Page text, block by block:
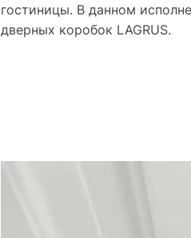
гостиницы. В данном
дверных коробок LAGRUS.